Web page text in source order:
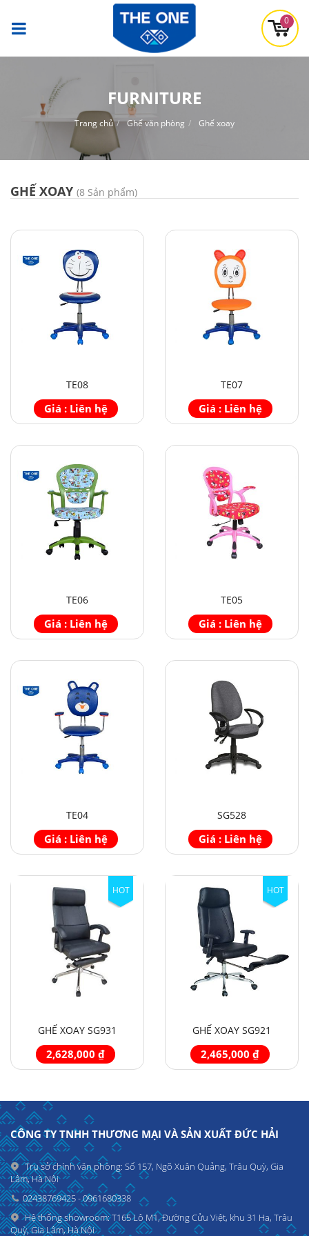
0
FURNITURE
Trang chủ Ghế văn phòng Ghế xoay
GHẾ XOAY (8 Sản phẩm)
TE08
Giá : Liên hệ
TE07
Giá : Liên hệ
TE06
Giá : Liên hệ
TE05
Giá : Liên hệ
TE04
Giá : Liên hệ
SG528
Giá : Liên hệ
HOT
GHẾ XOAY SG931
2,628,000 ₫
HOT
GHẾ XOAY SG921
2,465,000 ₫
CÔNG TY TNHH THƯƠNG MẠI VÀ SẢN XUẤT ĐỨC HẢI
Trụ sở chính văn phòng: Số 157, Ngõ Xuân Quảng, Trâu Quỳ, Gia
Lâm, Hà Nội
02438769425 - 0961680338
Hệ thống showroom: T165 Lô M1, Đường Cửu Việt, khu 31 Ha, Trâu
Quỳ, Gia Lâm, Hà Nội